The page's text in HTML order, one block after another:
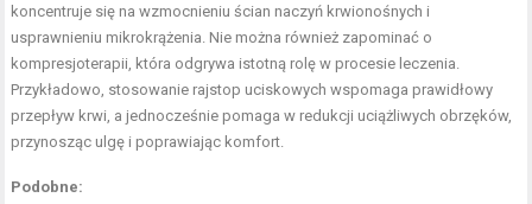
koncentruje się na wzmocnieniu ścian naczyń krwionośnych i
usprawnieniu mikrokrążenia. Nie można również zapominać o
kompresjoterapii, która odgrywa istotną rolę w procesie leczenia.
Przykładowo, stosowanie rajstop uciskowych wspomaga prawidłowy
przepływ krwi, a jednocześnie pomaga w redukcji uciążliwych obrzęków,
przynosząc ulgę i poprawiając komfort.
Podobne: